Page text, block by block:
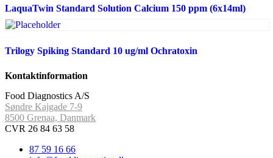
LaquaTwin Standard Solution Calcium 150 ppm (6x14ml)
Trilogy Spiking Standard 10 ug/ml Ochratoxin
Kontaktinformation
Food Diagnostics A/S
Søndre Kajgade 7-9
8500 Grenaa, Danmark
CVR 26 84 63 58
87 59 16 66